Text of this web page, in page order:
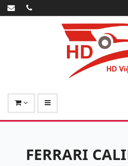
FERRARI